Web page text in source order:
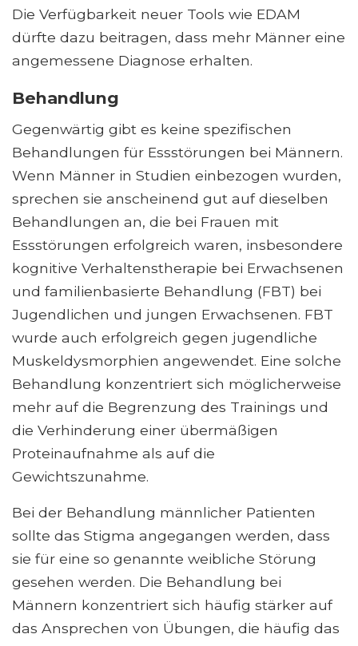
Die Verfügbarkeit neuer Tools wie EDAM
dürfte dazu beitragen, dass mehr Männer eine
angemessene Diagnose erhalten.
Behandlung
Gegenwärtig gibt es keine spezifischen
Behandlungen für Essstörungen bei Männern.
Wenn Männer in Studien einbezogen wurden,
sprechen sie anscheinend gut auf dieselben
Behandlungen an, die bei Frauen mit
Essstörungen erfolgreich waren, insbesondere
kognitive Verhaltenstherapie bei Erwachsenen
und familienbasierte Behandlung (FBT) bei
Jugendlichen und jungen Erwachsenen. FBT
wurde auch erfolgreich gegen jugendliche
Muskeldysmorphien angewendet. Eine solche
Behandlung konzentriert sich möglicherweise
mehr auf die Begrenzung des Trainings und
die Verhinderung einer übermäßigen
Proteinaufnahme als auf die
Gewichtszunahme.
Bei der Behandlung männlicher Patienten
sollte das Stigma angegangen werden, dass
sie für eine so genannte weibliche Störung
gesehen werden. Die Behandlung bei
Männern konzentriert sich häufig stärker auf
das Ansprechen von Übungen, die häufig das